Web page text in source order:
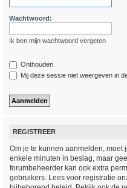
Wachtwoord:
Ik ben mijn wachtwoord vergeten
Onthouden
Mij deze sessie niet weergeven in
REGISTREER
Om je te kunnen aanmelden, moet
enkele minuten in beslag, maar
forumbeheerder kan ook extra
gebruikers. Lees voor registratie